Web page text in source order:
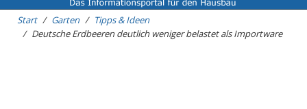
Start Garten
Tipps & Ideen
Deutsche Erdbeeren deutlich weniger belastet als Importware